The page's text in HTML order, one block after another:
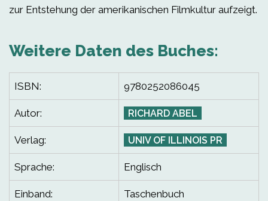
zur Entstehung der amerikanischen Filmkultur aufzeigt.
Weitere Daten des Buches:
ISBN: 9780252086045
Autor: RICHARD ABEL
Verlag: UNIV OF ILLINOIS PR
Sprache: Englisch
Einband: Taschenbuch